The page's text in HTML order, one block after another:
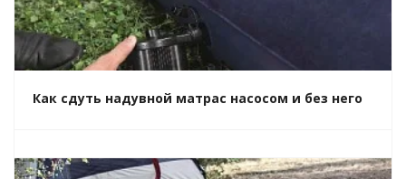
Как сдуть надувной матрас насосом и без него